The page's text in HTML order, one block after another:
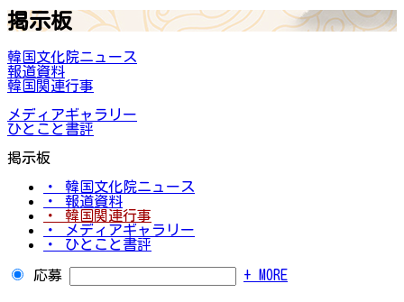
掲示板
韓国文化院ニュース
報道資料
韓国関連行事
メディアギャラリー
ひとこと書評
掲示板
・ 韓国文化院ニュース
・ 報道資料
・ 韓国関連行事
・ メディアギャラリー
・ ひとこと書評
応募 + MORE